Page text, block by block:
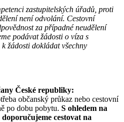
zastupitelských úřadů, proti
není odvolání. Cestovní
za případné neudělení
podávat žádosti o víza s
žádosti dokládat všechny
České republiky:
občanský průkaz nebo cestovní
po dobu pobytu. S ohledem na
cestovat na